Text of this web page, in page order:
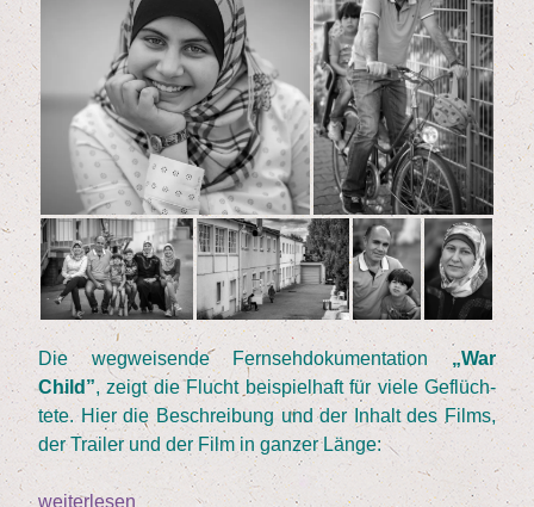
Die weg­wei­sen­de Fern­seh­do­ku­men­ta­ti­on „War
Child”, zeigt die Flucht bei­spiel­haft für vie­le Geflüch­
te­te. Hier die Beschrei­bung und der Inhalt des Films,
der Trai­ler und der Film in gan­zer Länge:
weiterlesen